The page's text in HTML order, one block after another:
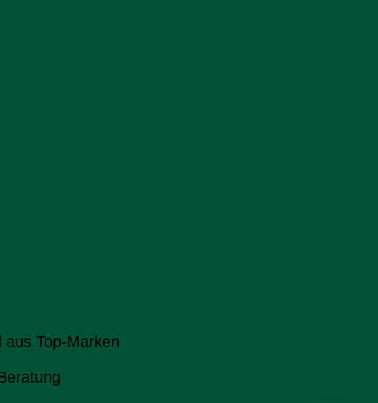
aus Top-Marken